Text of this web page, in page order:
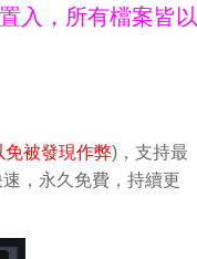
入，所有檔案皆以
免被發現作弊)，支持最
，永久免費，持續更